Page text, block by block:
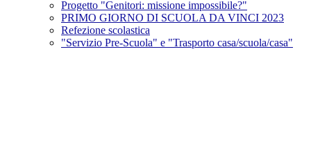
Progetto "Genitori: missione impossibile?"
PRIMO GIORNO DI SCUOLA DA VINCI 2023
Refezione scolastica
"Servizio Pre-Scuola" e "Trasporto casa/scuola/casa"